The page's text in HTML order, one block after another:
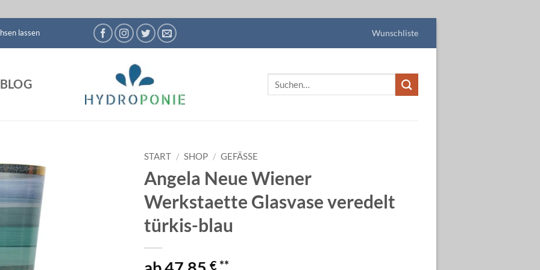
lassen Wunschliste
BLOG
START / SHOP / GEFÄSSE
Angela Neue Wiener
Werkstaette Glasvase veredelt
türkis-blau
€